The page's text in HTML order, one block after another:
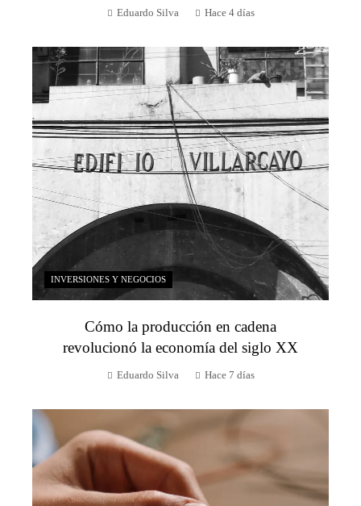
Eduardo Silva Hace 4 días
INVERSIONES Y NEGOCIOS
Cómo la producción en cadena
revolucionó la economía del siglo XX
Eduardo Silva Hace 7 días